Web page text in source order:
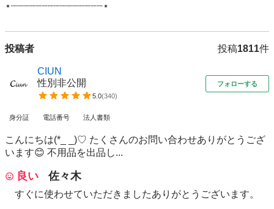
⋆┈┈┈┈┈┈┈┈┈┈┈┈┈┈┈⋆
投稿者 投稿1811件
CIUN
性別非公開
5.0(340)
フォローする
身分証 電話番号 法人書類
こんにちは(*_ _)♡ たくさんのお問い合わせありがとうござ
います😊 不用品を出品し...
良い 佐々木
すぐに使わせていただきましたありがとうございます。